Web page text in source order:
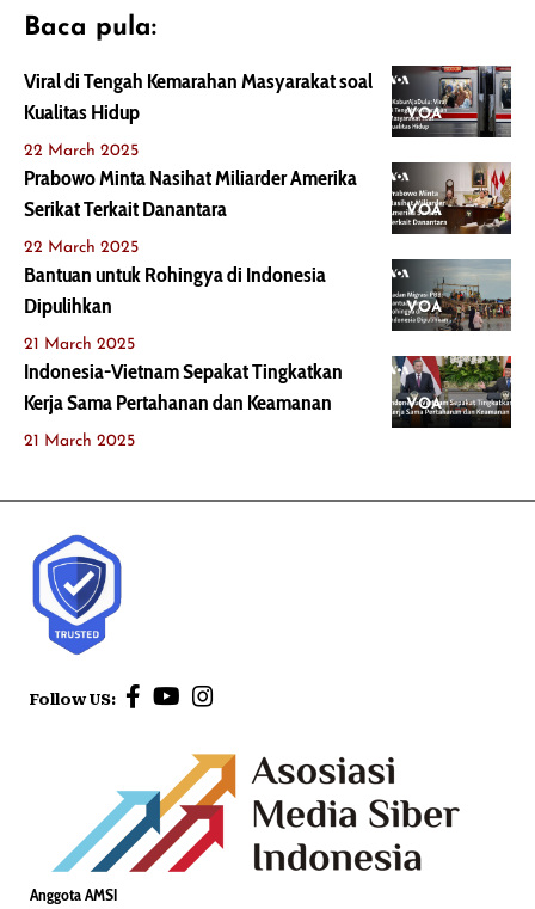
Baca pula:
VOA
Viral di Tengah Kemarahan Masyarakat soal
Kualitas Hidup
22 March 2025
VOA
Prabowo Minta Nasihat Miliarder Amerika
Serikat Terkait Danantara
22 March 2025
VOA
Bantuan untuk Rohingya di Indonesia
Dipulihkan
21 March 2025
VOA
Indonesia-Vietnam Sepakat Tingkatkan
Kerja Sama Pertahanan dan Keamanan
21 March 2025
Follow US:
Anggota AMSI